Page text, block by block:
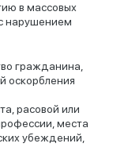
в массовых
нарушением
гражданина,
оскорбления
расовой или
места
убеждений,